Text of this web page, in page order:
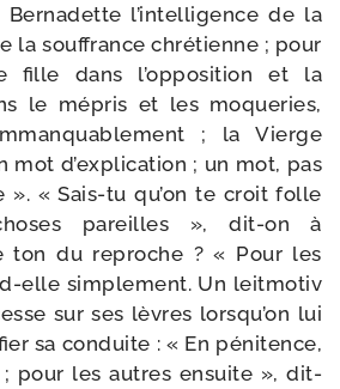
l’intelligence de la
la souf­france chré­tienne ; pour
fille dans l’opposition et la
le mépris et les moque­ries,
; la Vierge
mot d’explication ; un mot, pas
». « Sais-​tu qu’on te croit folle
pareilles », dit-​on à
ton du reproche ? « Pour les
​elle sim­ple­ment. Un leit­mo­tiv
sur ses lèvres lorsqu’on lui
sa conduite : « En péni­tence,
; pour les autres ensuite », dit-​